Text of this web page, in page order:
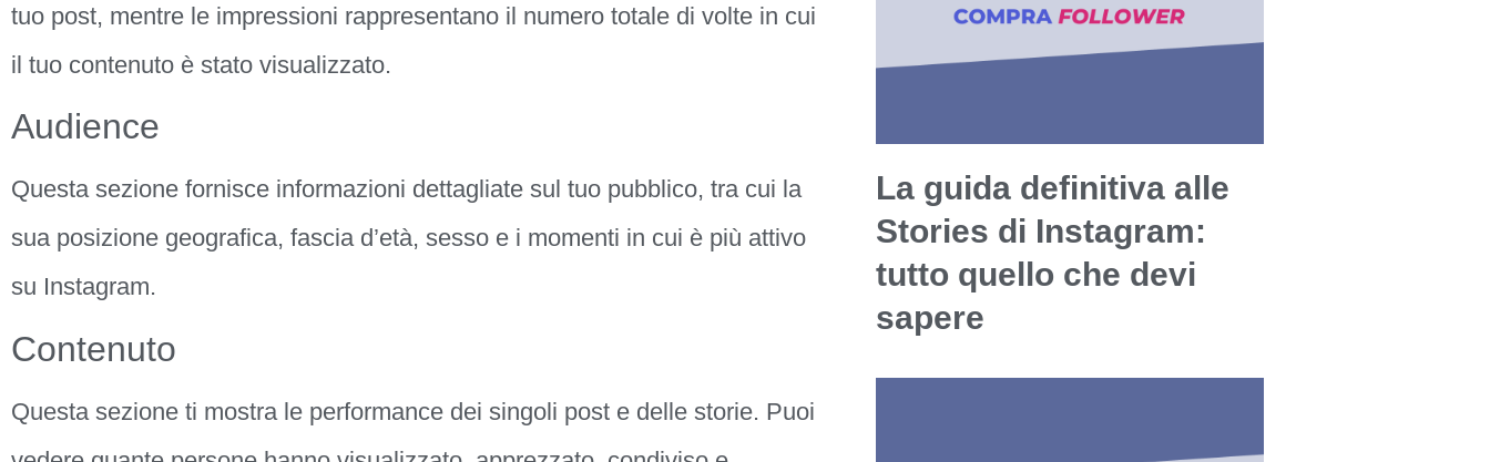
tuo post, mentre le impressioni rappresentano il numero totale di volte in cui
il tuo contenuto è stato visualizzato.
Audience
Questa sezione fornisce informazioni dettagliate sul tuo pubblico, tra cui la
sua posizione geografica, fascia d’età, sesso e i momenti in cui è più attivo
su Instagram.
Contenuto
Questa sezione ti mostra le performance dei singoli post e delle storie. Puoi
La guida definitiva alle
Stories di Instagram:
tutto quello che devi
sapere